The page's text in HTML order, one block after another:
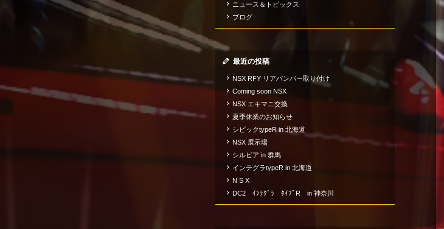
ニュース＆トピックス
ブログ
最近の投稿
NSX RFY リアバンパー取り付け
Coming soon NSX
NSX エキマニ交換
夏季休業のお知らせ
シビックtypeR in 北海道
NSX 展示場
シルビア in 群馬
インテグラtypeR in 北海道
N S X
DC2 ｲﾝﾃｸﾞﾗ ﾀｲﾌﾟR in 神奈川